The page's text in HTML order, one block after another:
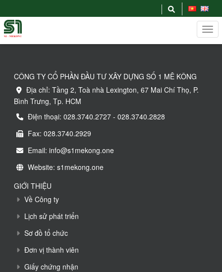
CÔNG TY CỔ PHẦN ĐẦU TƯ XÂY DỰNG SỐ 1 MÊ KÔNG
Địa chỉ: Tầng 2, Toà nhà Lexington, 67 Mai Chí Thọ, P.
Bình Trưng, Tp. HCM
Điện thoại: 028.3740.2727 - 028.3740.2828
Fax: 028.3740.2929
Email: info@s1mekong.one
Website: s1mekong.one
GIỚI THIỆU
Về Công ty
Lịch sử phát triển
Sơ đồ tổ chức
Đơn vị thành viên
Giấy chứng nhận